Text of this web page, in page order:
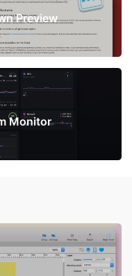
Preview
Monitor